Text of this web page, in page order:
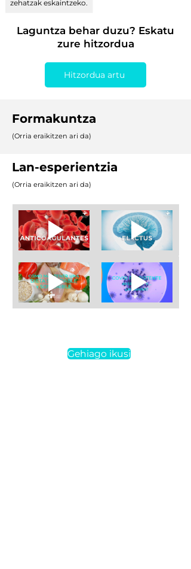
zehatzak eskaintzeko.
Laguntza behar duzu? Eskatu
zure hitzordua
Hitzordua artu
Formakuntza
(Orria eraikitzen ari da)
Lan-esperientzia
(Orria eraikitzen ari da)
Gehiago ikusi